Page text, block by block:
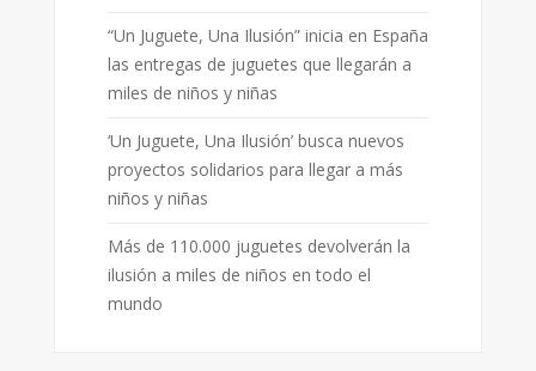
“Un Juguete, Una Ilusión” inicia en España
las entregas de juguetes que llegarán a
miles de niños y niñas
‘Un Juguete, Una Ilusión’ busca nuevos
proyectos solidarios para llegar a más
niños y niñas
Más de 110.000 juguetes devolverán la
ilusión a miles de niños en todo el
mundo